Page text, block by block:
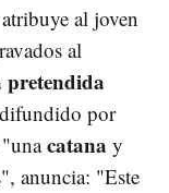
al joven
al
por
catana y
anuncia: "Este